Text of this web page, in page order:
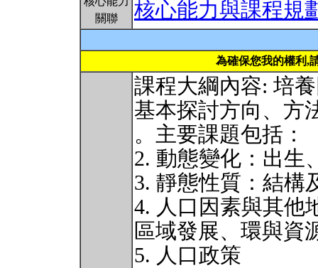
關聯
核心能力與課程規
為確保您我的權利,
課程大綱內容: 培
基本探討方向、方
。主要課題包括：
2. 動態變化：出生
3. 靜態性質：結構
4. 人口因素與其他
區域發展、環與資
5. 人口政策